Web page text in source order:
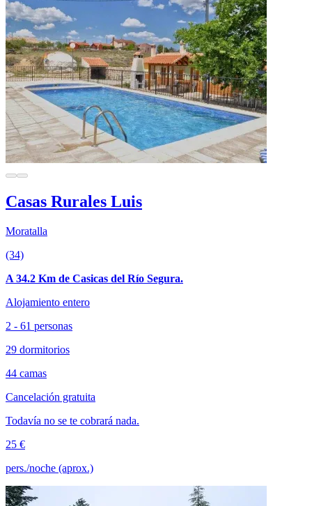
Casas Rurales Luis
Moratalla
(34)
A 34.2 Km de Casicas del Río Segura.
Alojamiento entero
2 - 61 personas
29 dormitorios
44 camas
Cancelación gratuita
Todavía no se te cobrará nada.
25 €
pers./noche (aprox.)